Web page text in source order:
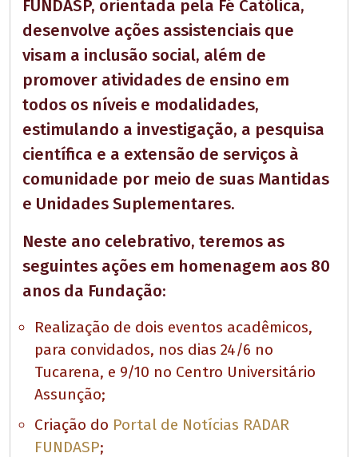
FUNDASP, orientada pela Fé Católica,
desenvolve ações assistenciais que
visam a inclusão social, além de
promover atividades de ensino em
todos os níveis e modalidades,
estimulando a investigação, a pesquisa
científica e a extensão de serviços à
comunidade por meio de suas Mantidas
e Unidades Suplementares.
Neste ano celebrativo, teremos as
seguintes ações em homenagem aos 80
anos da Fundação:
Realização de dois eventos acadêmicos,
para convidados, nos dias 24/6 no
Tucarena, e 9/10 no Centro Universitário
Assunção;
Criação do Portal de Notícias RADAR
FUNDASP;